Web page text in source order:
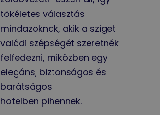
tökéletes választás
mindazoknak, akik a sziget
valódi szépségét szeretnék
felfedezni, miközben egy
elegáns, biztonságos és
barátságos
hotelben pihennek.